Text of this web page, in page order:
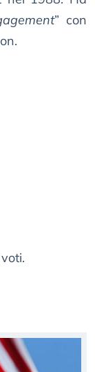
” con